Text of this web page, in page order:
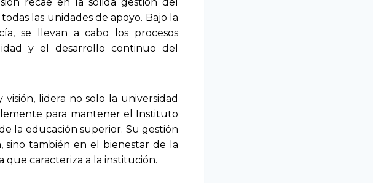
las unidades de apoyo. Bajo la
se llevan a cabo los procesos
y el desarrollo continuo del
lidera no solo la universidad
para mantener el Instituto
la educación superior. Su gestión
sino también en el bienestar de la
que caracteriza a la institución.